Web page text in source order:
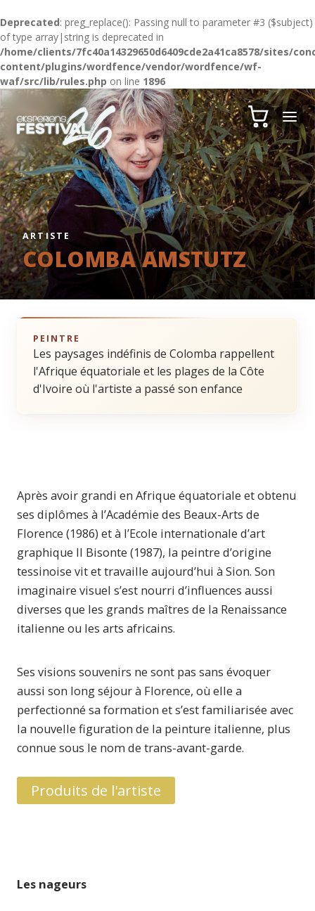
Deprecated: preg_replace(): Passing null to parameter #3 ($subject)
of type array|string is deprecated in
/home/clients/7fc40a14329650d6409cde2a41ca8578/sites/
content/plugins/wordfence/vendor/wordfence/wf-
waf/src/lib/rules.php on line 1896
ARTISTE
COLOMBA AMSTUTZ
PEINTRE
Les paysages indéfinis de Colomba rappellent
l'Afrique équatoriale et les plages de la Côte
d'Ivoire où l'artiste a passé son enfance
Après avoir grandi en Afrique équatoriale et obtenu
ses diplômes à l’Académie des Beaux-Arts de
Florence (1986) et à l’Ecole internationale d’art
graphique Il Bisonte (1987), la peintre d’origine
tessinoise vit et travaille aujourd’hui à Sion. Son
imaginaire visuel s’est nourri d’influences aussi
diverses que les grands maîtres de la Renaissance
italienne ou les arts africains.
Ses visions souvenirs ne sont pas sans évoquer
aussi son long séjour à Florence, où elle a
perfectionné sa formation et s’est familiarisée avec
la nouvelle figuration de la peinture italienne, plus
connue sous le nom de trans-avant-garde.
Produits de l'artiste
Les nageurs